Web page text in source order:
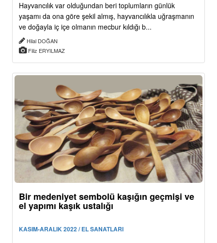
Hayvancılık var olduğundan beri toplumların günlük
yaşamı da ona göre şekil almış, hayvancılıkla uğraşmanın
ve doğayla iç içe olmanın mecbur kıldığı b...
Hilal DOĞAN
Filiz ERYILMAZ
Bir medeniyet sembolü kaşığın geçmişi ve
el yapımı kaşık ustalığı
KASIM-ARALIK 2022 / EL SANATLARI